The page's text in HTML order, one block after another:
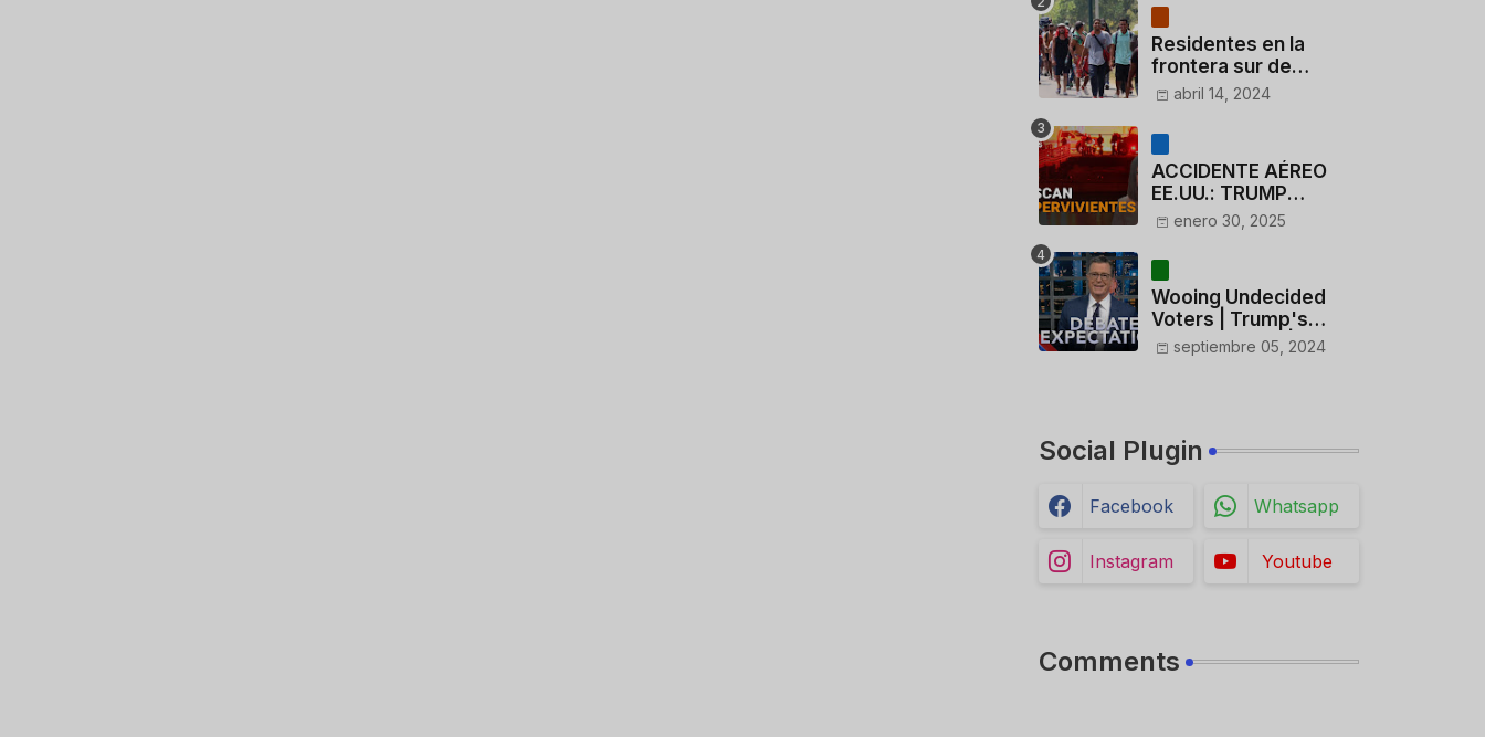
Residentes en la
frontera sur de
México critican a
dólares a migrantes
deportados
abril 14, 2024
ACCIDENTE AÉREO
EE.UU.: TRUMP
CUESTIONA LA
ACTUACIÓN DE LOS
CONTROLADORES y
PILOTO del
HELICÓPTERO
enero 30, 2025
Wooing Undecided
Voters | Trump's
Marijuana Plan | 1990s
septiembre 05, 2024
Social Plugin
Facebook Whatsapp
Instagram Youtube
Comments